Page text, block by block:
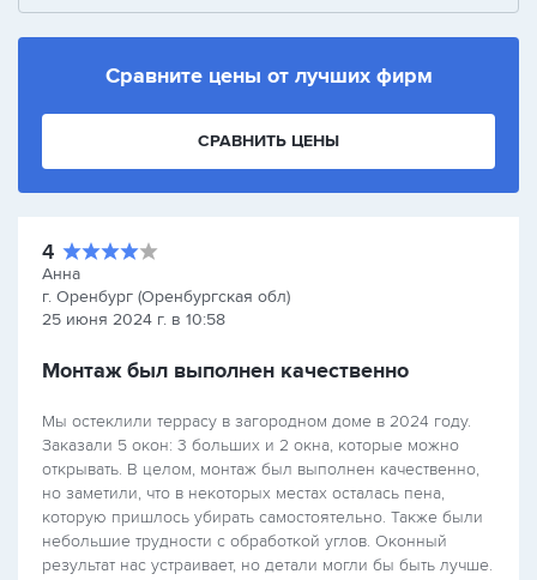
Сравните цены от лучших фирм
СРАВНИТЬ ЦЕНЫ
4
Анна
г. Оренбург (Оренбургская обл)
25 июня 2024 г. в 10:58
Монтаж был выполнен качественно
Мы остеклили террасу в загородном доме в 2024 году.
Заказали 5 окон: 3 больших и 2 окна, которые можно
открывать. В целом, монтаж был выполнен качественно,
но заметили, что в некоторых местах осталась пена,
которую пришлось убирать самостоятельно. Также были
небольшие трудности с обработкой углов. Оконный
результат нас устраивает, но детали могли бы быть лучше.